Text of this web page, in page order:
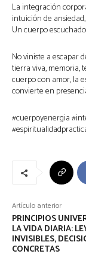
La integración
intuición de
Un cuerpo
No viniste a escapar
tierra viva, memoria,
cuerpo con amor, la
convierte en
#cuerpoyenergia
Artículo anterior
PRINCIPIOS
LA VIDA DIARIA:
INVISIBLES,
CONCRETAS